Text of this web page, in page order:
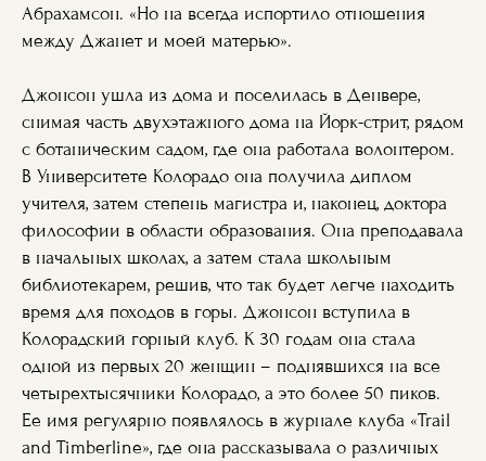
Абрахамсон. «Но на всегда испортило отношения
между Джанет и моей матерью».
Джонсон ушла из дома и поселилась в Денвере,
снимая часть двухэтажного дома на Йорк-стрит, рядом
с ботаническим садом, где она работала волонтером.
В Университете Колорадо она получила диплом
учителя, затем степень магистра и, наконец, доктора
философии в области образования. Она преподавала
в начальных школах, а затем стала школьным
библиотекарем, решив, что так будет легче находить
время для походов в горы. Джонсон вступила в
Колорадский горный клуб. К 30 годам она стала
одной из первых 20 женщин – поднявшихся на все
четырехтысячники Колорадо, а это более 50 пиков.
Ее имя регулярно появлялось в журнале клуба «Trail
and Timberline», где она рассказывала о различных